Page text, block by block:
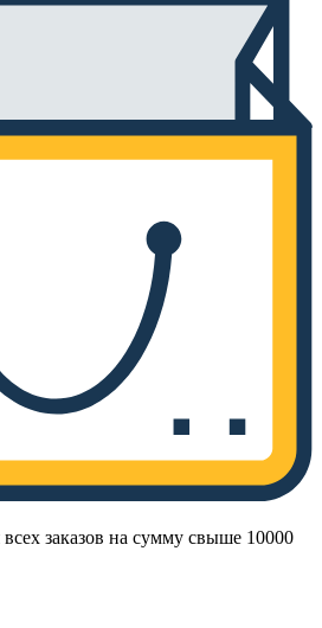
всех заказов на сумму свыше 10000